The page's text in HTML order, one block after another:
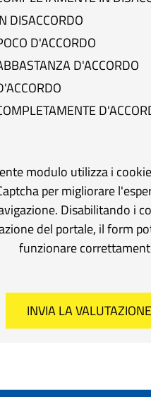
DISACCORDO
D'ACCORDO
D'ACCORDO
modulo utilizza i
per migliorare
Disabilitando i
del portale, il form
funzionare